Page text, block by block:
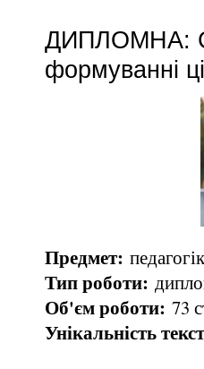
ДИПЛОМНА:
формуванні
Предмет:
Тип роботи:
Об'єм роботи: 73
Унікальність